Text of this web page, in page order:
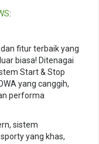
:
fitur terbaik yang
biasa! Ditenagai
Start & Stop
yang canggih,
performa
sistem
yang khas,